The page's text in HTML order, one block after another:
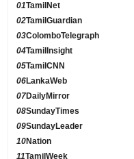
01TamilNet
02TamilGuardian
03ColomboTelegraph
04TamilInsight
05TamilCNN
06LankaWeb
07DailyMirror
08SundayTimes
09SundayLeader
10Nation
11TamilWeek